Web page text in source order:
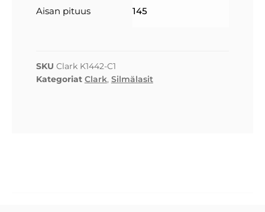
Aisan pituus 145
SKU Clark K1442-C1
Kategoriat Clark, Silmälasit